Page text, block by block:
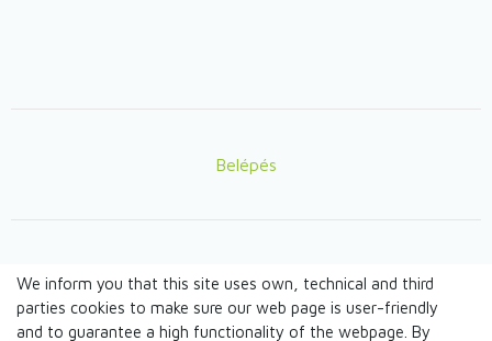
Belépés
© TANDEM n.o. 2026
We inform you that this site uses own, technical and third
parties cookies to make sure our web page is user-friendly
and to guarantee a high functionality of the webpage. By